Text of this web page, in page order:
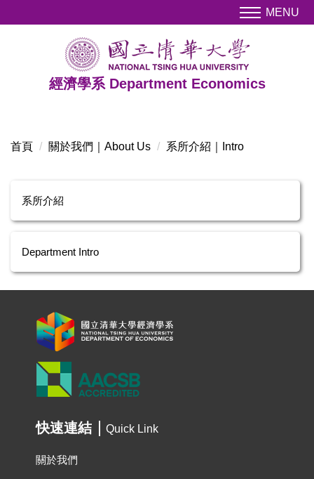
到
經濟學系 Department Economics
MENU
首頁 關於我們｜About Us 系所介紹｜Intro
系所介紹
Department Intro
快速連結 Quick Link
關於我們